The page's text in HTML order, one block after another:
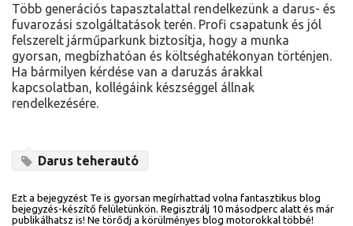
Több generációs tapasztalattal rendelkezünk a darus- és
fuvarozási szolgáltatások terén. Profi csapatunk és jól
felszerelt járműparkunk biztosítja, hogy a munka
gyorsan, megbízhatóan és költséghatékonyan történjen.
Ha bármilyen kérdése van a daruzás árakkal
kapcsolatban, kollégáink készséggel állnak
rendelkezésére.
Darus teherautó
Ezt a bejegyzést Te is gyorsan megírhattad volna fantasztikus blog
bejegyzés-készítő felületünkön. Regisztrálj 10 másodperc alatt és már
publikálhatsz is! Ne törődj a körülményes blog motorokkal többé!